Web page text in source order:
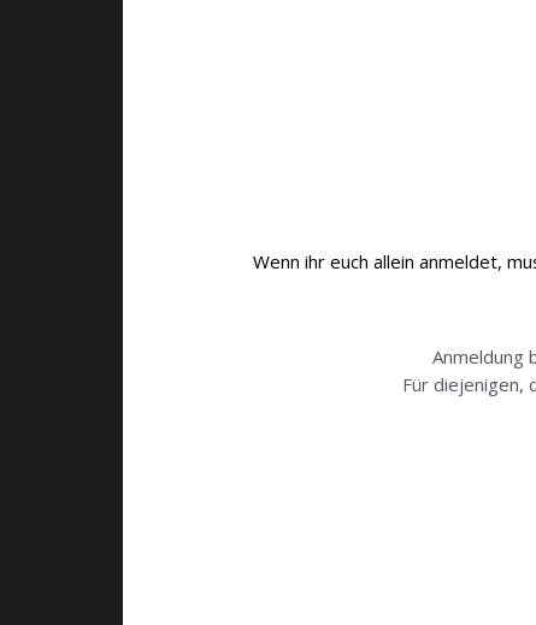
Wenn ihr euch allein anmeldet,
Anmeldung
Für diejenigen,